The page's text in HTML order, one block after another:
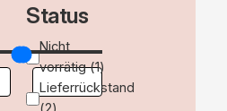
Status
Verfügbarkeit
Nicht
vorrätig(1)
Lieferrückstand